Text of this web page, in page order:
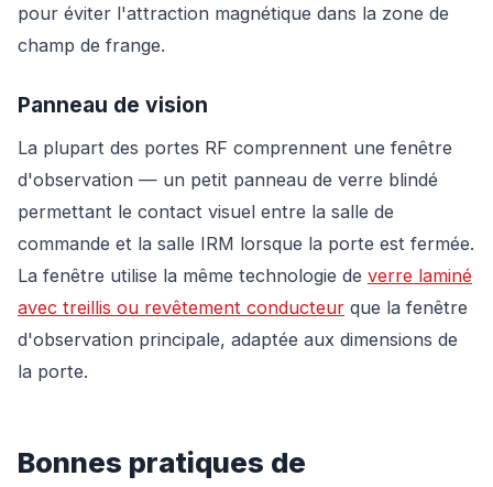
pour éviter l'attraction magnétique dans la zone de
champ de frange.
Panneau de vision
La plupart des portes RF comprennent une fenêtre
d'observation — un petit panneau de verre blindé
permettant le contact visuel entre la salle de
commande et la salle IRM lorsque la porte est fermée.
La fenêtre utilise la même technologie de verre laminé
avec treillis ou revêtement conducteur que la fenêtre
d'observation principale, adaptée aux dimensions de
la porte.
Bonnes pratiques de